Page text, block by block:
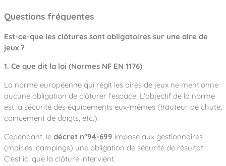
Questions fréquentes
Est-ce-que les clôtures sont obligatoires sur une aire de
jeux ?
1. Ce que dit la loi (Normes NF EN 1176)
La norme européenne qui régit les aires de jeux ne mentionne
aucune obligation de clôturer l'espace. L'objectif de la norme
est la sécurité des équipements eux-mêmes (hauteur de chute,
coincement de doigts, etc.).
Cependant, le décret n°94-699 impose aux gestionnaires
(mairies, campings) une obligation de sécurité de résultat.
C'est ici que la clôture intervient.